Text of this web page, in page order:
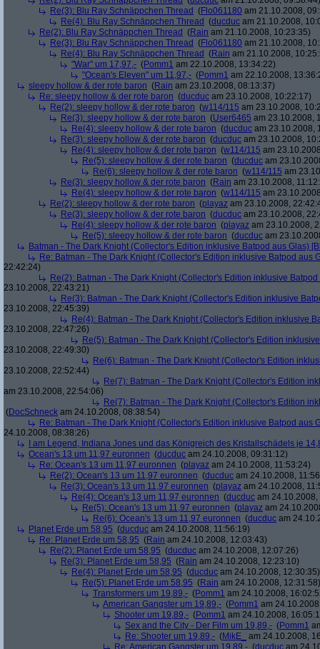
Re(3): Blu Ray Schnäppchen Thread (Flo061180 am 21.10.2008,
Re(4): Blu Ray Schnäppchen Thread (ducduc am 21.10.2008,
Re(2): Blu Ray Schnäppchen Thread (Rain am 21.10.2008, 10:23:35)
Re(3): Blu Ray Schnäppchen Thread (Flo061180 am 21.10.2008,
Re(4): Blu Ray Schnäppchen Thread (Rain am 21.10.2008,
"War" um 17,97,- (Pomm1 am 22.10.2008, 13:34:22)
"Ocean's Eleven" um 11,97,- (Pomm1 am 22.10.2008,
sleepy hollow & der rote baron (Rain am 23.10.2008, 08:13:37)
Re: sleepy hollow & der rote baron (ducduc am 23.10.2008, 10:22:17)
Re(2): sleepy hollow & der rote baron (w114/115 am 23.10.2008,
Re(3): sleepy hollow & der rote baron (User6465 am 23.10.2008,
Re(4): sleepy hollow & der rote baron (ducduc am 23.10.2008,
Re(3): sleepy hollow & der rote baron (ducduc am 23.10.2008,
Re(4): sleepy hollow & der rote baron (w114/115 am
Re(5): sleepy hollow & der rote baron (ducduc am
Re(6): sleepy hollow & der rote baron (w114/115 am
Re(3): sleepy hollow & der rote baron (Rain am 23.10.2008,
Re(4): sleepy hollow & der rote baron (w114/115 am
Re(2): sleepy hollow & der rote baron (playaz am 23.10.2008,
Re(3): sleepy hollow & der rote baron (ducduc am 23.10.2008,
Re(4): sleepy hollow & der rote baron (playaz am 23.10.2008,
Re(5): sleepy hollow & der rote baron (ducduc am
Batman - The Dark Knight (Collector's Edition inklusive Batpod aus Glas)
Re: Batman - The Dark Knight (Collector's Edition inklusive Batpod aus
22:42:24)
Re(2): Batman - The Dark Knight (Collector's Edition inklusive
23.10.2008, 22:43:21)
Re(3): Batman - The Dark Knight (Collector's Edition inklusive
23.10.2008, 22:45:39)
Re(4): Batman - The Dark Knight (Collector's Edition inklusive
23.10.2008, 22:47:26)
Re(5): Batman - The Dark Knight (Collector's Edition
23.10.2008, 22:49:30)
Re(6): Batman - The Dark Knight (Collector's Edition
23.10.2008, 22:52:44)
Re(7): Batman - The Dark Knight (Collector's Edition
am 23.10.2008, 22:54:06)
Re(7): Batman - The Dark Knight (Collector's Edition
(DocSchneck am 24.10.2008, 08:38:54)
Re: Batman - The Dark Knight (Collector's Edition inklusive Batpod aus
24.10.2008, 08:38:26)
I am Legend, Indiana Jones und das Königreich des Kristallschädels je
Ocean's 13 um 11,97 euronnen (ducduc am 24.10.2008, 09:31:12)
Re: Ocean's 13 um 11,97 euronnen (playaz am 24.10.2008, 11:53:24)
Re(2): Ocean's 13 um 11,97 euronnen (ducduc am 24.10.2008,
Re(3): Ocean's 13 um 11,97 euronnen (playaz am 24.10.2008,
Re(4): Ocean's 13 um 11,97 euronnen (ducduc am
Re(5): Ocean's 13 um 11,97 euronnen (playaz am
Re(6): Ocean's 13 um 11,97 euronnen (ducduc am
Planet Erde um 58,95 (ducduc am 24.10.2008, 11:56:19)
Re: Planet Erde um 58,95 (Rain am 24.10.2008, 12:03:43)
Re(2): Planet Erde um 58,95 (ducduc am 24.10.2008, 12:07:26)
Re(3): Planet Erde um 58,95 (Rain am 24.10.2008, 12:23:10)
Re(4): Planet Erde um 58,95 (ducduc am 24.10.2008, 12:30:35)
Re(5): Planet Erde um 58,95 (Rain am 24.10.2008, 12:31:58)
Transformers um 19,89,- (Pomm1 am 24.10.2008,
American Gangster um 19,89,- (Pomm1 am
Shooter um 19,89,- (Pomm1 am 24.10.2008,
Sex and the City - Der Film um 19,89,- (Pomm1
Re: Shooter um 19,89,- (MikE_
am 24.10.2008,
Re: American Gangster um 19,89,- (ducduc am